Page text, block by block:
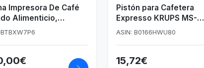
Impresora De Café
Alimenticio,
3D Latte Art Digital
De Decoración De
Pistón para Cafetera
Expresso KRUPS MS-
0697072
ASIN: B0166HWU80
15,72€